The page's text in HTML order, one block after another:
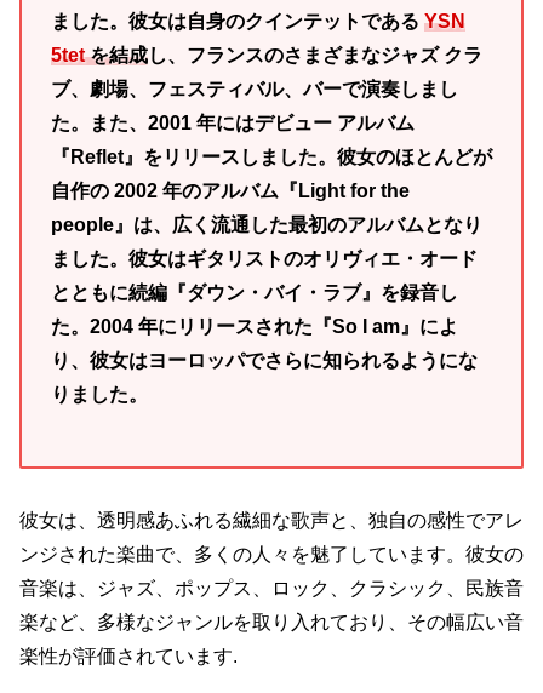
ました。彼女は自身のクインテットである YSN
5tetを結成し、フランスのさまざまなジャズ クラ
ブ、劇場、フェスティバル、バーで演奏しまし
た。また、2001 年にはデビュー アルバム
『Reflet』をリリースしました。彼女のほとんどが
自作の 2002 年のアルバム『Light for the
people』は、広く流通した最初のアルバムとなり
ました。彼女はギタリストのオリヴィエ・オード
とともに続編『ダウン・バイ・ラブ』を録音し
た。2004 年にリリースされた『So I am』によ
り、彼女はヨーロッパでさらに知られるようにな
りました。
彼女は、透明感あふれる繊細な歌声と、独自の感性でアレ
ンジされた楽曲で、多くの人々を魅了しています。彼女の
音楽は、ジャズ、ポップス、ロック、クラシック、民族音
楽など、多様なジャンルを取り入れており、その幅広い音
楽性が評価されています.